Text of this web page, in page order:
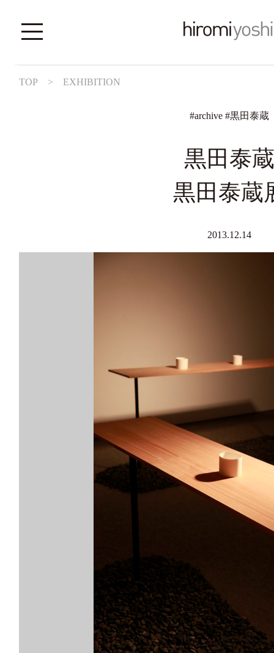
TOP > EXHIBITION
#archive #黒田泰蔵
黒田泰蔵
黒田泰蔵
2013.12.14